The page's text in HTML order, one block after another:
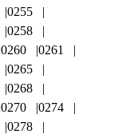
0255
0258
0260
0261
0265
0268
0270
0274
0278